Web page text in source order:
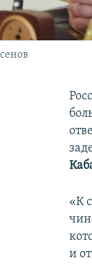
«К
и